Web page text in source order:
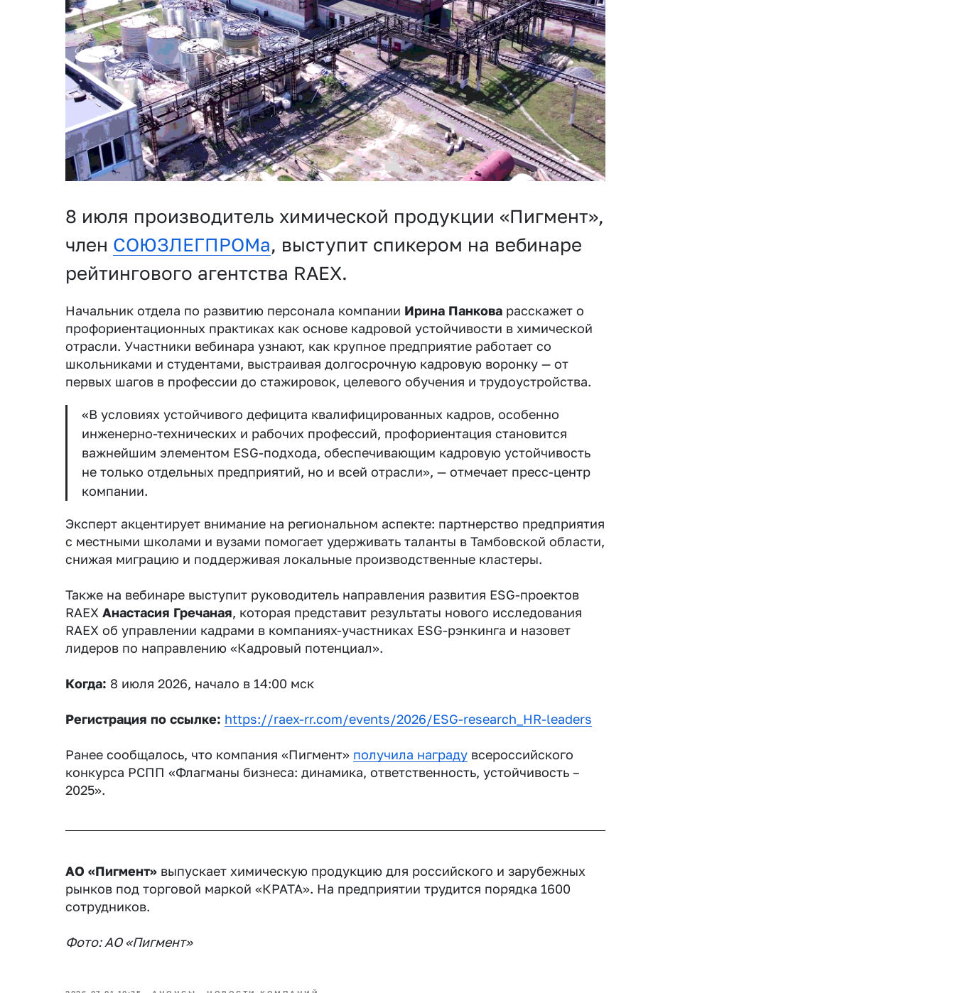
8 июля производитель химической продукции «Пигмент»,
член СОЮЗЛЕГПРОМа, выступит спикером на вебинаре
рейтингового агентства RAEX.
Начальник отдела по развитию персонала компании Ирина Панкова расскажет о
профориентационных практиках как основе кадровой устойчивости в химической
отрасли. Участники вебинара узнают, как крупное предприятие работает со
школьниками и студентами, выстраивая долгосрочную кадровую воронку — от
первых шагов в профессии до стажировок, целевого обучения и трудоустройства.
«В условиях устойчивого дефицита квалифицированных кадров, особенно
инженерно-технических и рабочих профессий, профориентация становится
важнейшим элементом ESG-подхода, обеспечивающим кадровую устойчивость
не только отдельных предприятий, но и всей отрасли», — отмечает пресс-центр
компании.
Эксперт акцентирует внимание на региональном аспекте: партнерство предприятия
с местными школами и вузами помогает удерживать таланты в Тамбовской области,
снижая миграцию и поддерживая локальные производственные кластеры.
Также на вебинаре выступит руководитель направления развития ESG-проектов
RAEX Анастасия Гречаная, которая представит результаты нового исследования
RAEX об управлении кадрами в компаниях-участниках ESG-рэнкинга и назовет
лидеров по направлению «Кадровый потенциал».
Когда: 8 июля 2026, начало в 14:00 мск
Регистрация по ссылке: https://raex-rr.com/events/2026/ESG-research_HR-leaders
Ранее сообщалось, что компания «Пигмент» получила награду всероссийского
конкурса РСПП «Флагманы бизнеса: динамика, ответственность, устойчивость –
2025».
АО «Пигмент» выпускает химическую продукцию для российского и зарубежных
рынков под торговой маркой «КРАТА». На предприятии трудится порядка 1600
сотрудников.
Фото: АО «Пигмент»